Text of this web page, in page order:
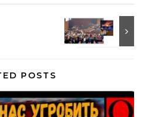
POSTS